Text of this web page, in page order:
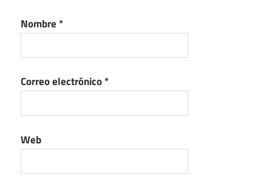
Nombre *
Correo electrónico*
Web